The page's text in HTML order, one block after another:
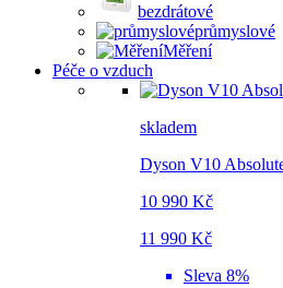
bezdrátové
průmyslové
Měření
Péče o vzduch
skladem
Dyson V10
10 990 Kč
11 990 Kč
Sleva 8%